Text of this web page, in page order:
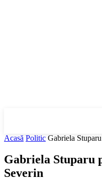
Acasă Politic Gabriela
Gabriela Stuparu
Severin